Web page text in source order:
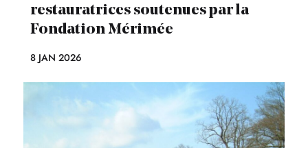
restauratrices soutenues par la
Fondation Mérimée
8 JAN 2026